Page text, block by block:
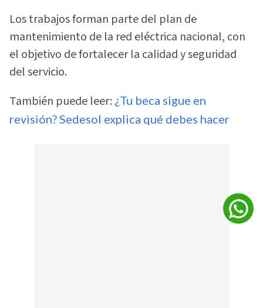
Los trabajos forman parte del plan de
mantenimiento de la red eléctrica nacional, con
el objetivo de fortalecer la calidad y seguridad
del servicio.
También puede leer: ¿Tu beca sigue en
revisión? Sedesol explica qué debes hacer